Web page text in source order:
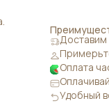
Доставим
Оплата
Удобный